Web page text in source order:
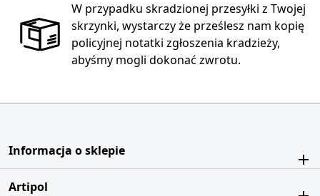
W przypadku skradzionej przesyłki z Twojej
skrzynki, wystarczy że prześlesz nam kopię
policyjnej notatki zgłoszenia kradzieży,
abyśmy mogli dokonać zwrotu.
Informacja o sklepie
Artipol